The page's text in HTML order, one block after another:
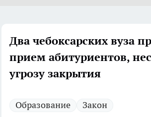
Два чебоксарских вуза
прием абитуриентов,
угрозу закрытия
Образование Закон